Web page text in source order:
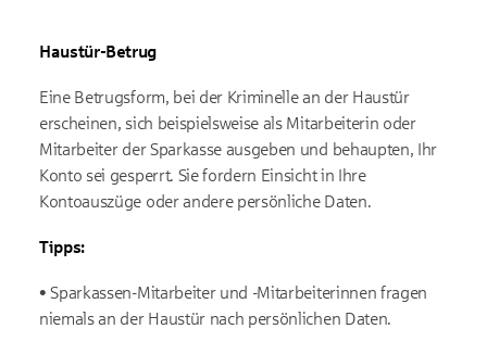
Haustür-Betrug
Eine Betrugsform, bei der Kriminelle an der Haustür
erscheinen, sich beispielsweise als Mitarbeiterin oder
Mitarbeiter der Sparkasse ausgeben und behaupten, Ihr
Konto sei gesperrt. Sie fordern Einsicht in Ihre
Kontoauszüge oder andere persönliche Daten.
Tipps:
• Sparkassen-Mitarbeiter und -Mitarbeiterinnen fragen
niemals an der Haustür nach persönlichen Daten.